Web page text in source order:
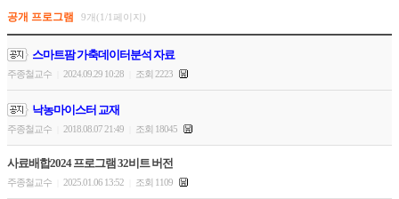
공개 프로그램 9개(1/1페이지)
스마트팜 가축데이터분석 자료
주종철교수 2024.09.29 10:28 조회 2223
낙농마이스터 교재
주종철교수 2018.08.07 21:49 조회 18045
사료배합2024 프로그램 32비트 버전
주종철교수 2025.01.06 13:52 조회 1109